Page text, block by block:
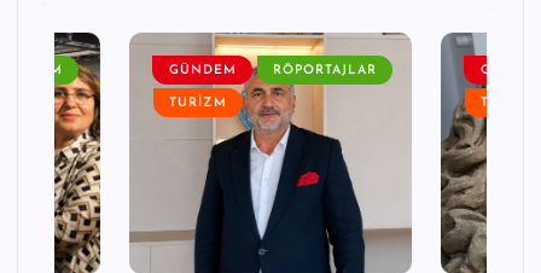
GÜNDEM RÖPORTAJLAR
TURIZM TURIZM